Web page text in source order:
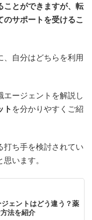
ことができますが、転
サポートを受けるこ
、自分はどちらを利用
エージェントを解説し
ト を分かりやすくご紹
打ち手を検討されてい
います。
ェントはどう違う？薬
法を紹介